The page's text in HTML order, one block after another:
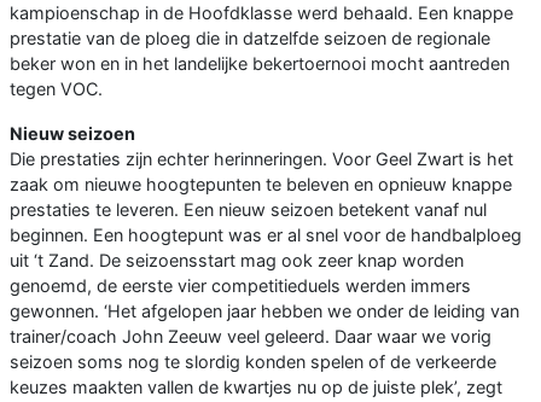
kampioenschap in de Hoofdklasse werd behaald. Een knappe
prestatie van de ploeg die in datzelfde seizoen de regionale
beker won en in het landelijke bekertoernooi mocht aantreden
tegen VOC.
Nieuw seizoen
Die prestaties zijn echter herinneringen. Voor Geel Zwart is het
zaak om nieuwe hoogtepunten te beleven en opnieuw knappe
prestaties te leveren. Een nieuw seizoen betekent vanaf nul
beginnen. Een hoogtepunt was er al snel voor de handbalploeg
uit ‘t Zand. De seizoensstart mag ook zeer knap worden
genoemd, de eerste vier competitieduels werden immers
gewonnen. ‘Het afgelopen jaar hebben we onder de leiding van
trainer/coach John Zeeuw veel geleerd. Daar waar we vorig
seizoen soms nog te slordig konden spelen of de verkeerde
keuzes maakten vallen de kwartjes nu op de juiste plek’, zegt